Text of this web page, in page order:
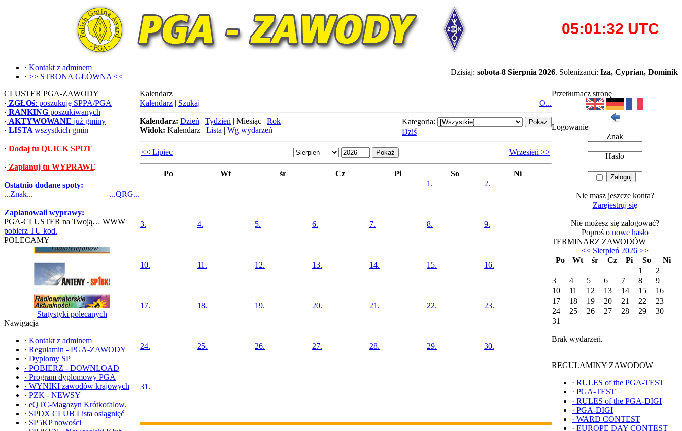
· Kontakt z adminem
· >> STRONA GŁÓWNA <<
Dzisiaj: sobota-8 Sierpnia 2026. Solenizanci: Iza, Cyprian, Dominik
CLUSTER PGA-ZAWODY
· ZGŁOś: poszukuję SPPA/PGA
· RANKING poszukiwanych
· AKTYWOWANE już gminy
· LISTA wszystkich gmin
· Dodaj tu QUICK SPOT
· Zaplanuj tu WYPRAWĘ
Ostatnio dodane spoty:
...Znak...
...QRG...
Zaplanowali wyprawy:
PGA-CLUSTER na Twoją… WWW
pobierz TU kod.
POLECAMY
Statystyki polecanych
Nawigacja
· Kontakt z adminem
· Regulamin - PGA-ZAWODY
· Dyplomy SP
· POBIERZ - DOWNLOAD
· Program dyplomowy PGA
· WYNIKI zawodów krajowych
· PZK - NEWSY
· eQTC-Magazyn Krótkofalow.
· SPDX CLUB Lista osiągnięć
· SP5KP nowości
Kalendarz
Kalendarz | Szukaj O...
Kalendarz: Dzień | Tydzień | Miesiąc | Rok
Widok: Kalendarz | Lista | Wg wydarzeń
Kategoria:
Dziś
<< Lipiec Wrzesień >>
Po Wt śr Cz Pi So
Ni
1.
2.
3. 4. 5. 6. 7. 8. 9.
10. 11. 12. 13. 14. 15. 16.
17. 18. 19. 20. 21. 22. 23.
24. 25. 26. 27. 28. 29. 30.
31.
Przetłumacz stronę
Logowanie
Znak
Hasło
Nie masz jeszcze konta?
Zarejestruj się
Nie możesz się zalogować?
Poproś o nowe hasło
TERMINARZ ZAWODÓW
<< Sierpień 2026 >>
Po
Wt śr Cz Pi So
Ni
1
2
3
4 5 6 7 8
9
10
11 12 13 14 15
16
17
18 19 20 21 22
23
24
25 26 27 28 29
30
31
Brak wydarzeń.
REGULAMINY ZAWODOW
· RULES of the PGA-TEST
· PGA-TEST
· RULES of the PGA-DIGI
· PGA-DIGI
· WARD CONTEST
· EUROPE DAY CONTEST